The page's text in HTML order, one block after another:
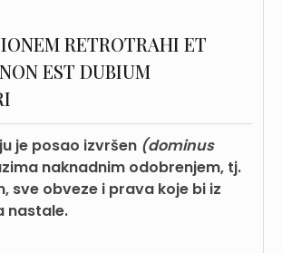
RETROTRAHI ET
EST DUBIUM
je posao izvršen (dominus
naknadnim odobrenjem, tj.
sve obveze i prava koje bi iz
nastale.